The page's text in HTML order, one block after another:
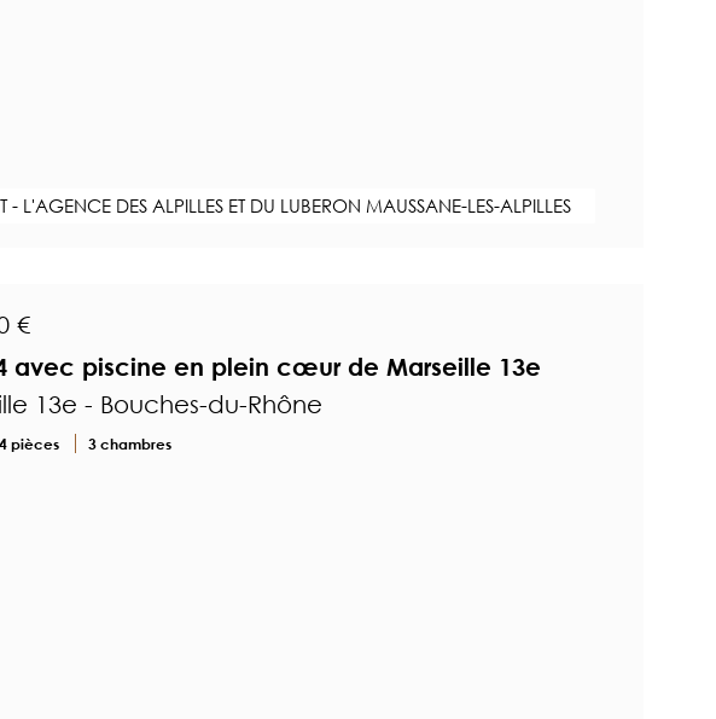
- L'AGENCE DES ALPILLES ET DU LUBERON MAUSSANE-LES-ALPILLES
€
avec piscine en plein cœur de Marseille 13e
13e - Bouches-du-Rhône
4 pièces 3 chambres